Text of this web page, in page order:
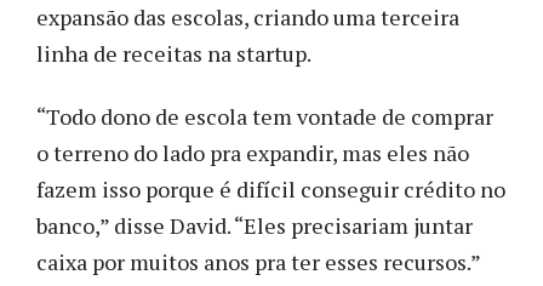
expansão das escolas, criando uma terceira
linha de receitas na startup.
“Todo dono de escola tem vontade de comprar
o terreno do lado pra expandir, mas eles não
fazem isso porque é difícil conseguir crédito no
banco,” disse David. “Eles precisariam juntar
caixa por muitos anos pra ter esses recursos.”